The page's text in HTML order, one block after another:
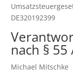
DE320192399
nach § 55
Michael Mitschke